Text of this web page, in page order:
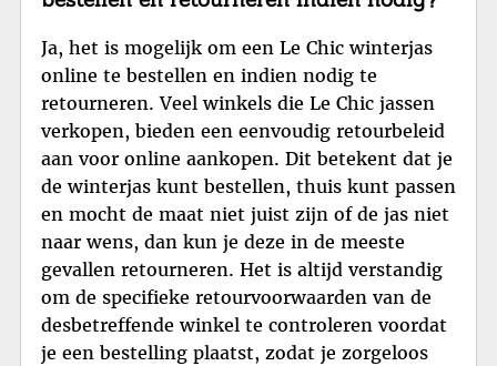
Ja, het is mogelijk om een Le Chic winterjas
online te bestellen en indien nodig te
retourneren. Veel winkels die Le Chic jassen
verkopen, bieden een eenvoudig retourbeleid
aan voor online aankopen. Dit betekent dat je
de winterjas kunt bestellen, thuis kunt passen
en mocht de maat niet juist zijn of de jas niet
naar wens, dan kun je deze in de meeste
gevallen retourneren. Het is altijd verstandig
om de specifieke retourvoorwaarden van de
desbetreffende winkel te controleren voordat
je een bestelling plaatst, zodat je zorgeloos